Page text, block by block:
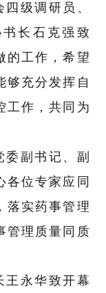
级调研员、
长石克强致
的工作，希望
够充分发挥自
工作，共同为
副书记、副
各位专家应同
落实药事管理
管理质量同质
王永华致开幕